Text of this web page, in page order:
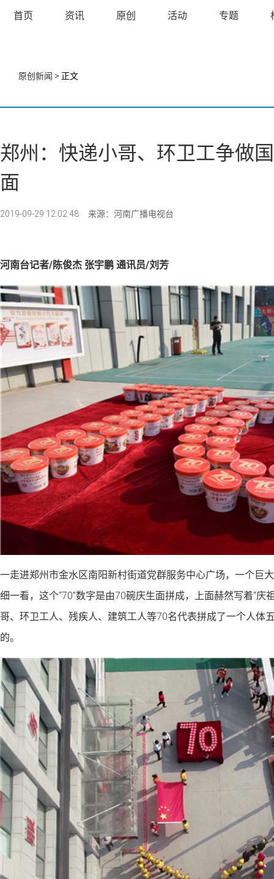
首页 资讯 原创 活动 专题
原创新闻 > 正文
郑州：快递小哥、环卫工争做
面
2019-09-29 12:02:48 来源：河南广播电视台
河南台记者/陈俊杰 张宇鹏 通讯员/刘芳
一走进郑州市金水区南阳新村街道党群服务中心广场，一个巨
细一看，这个“70”数字是由70碗庆生面拼成，上面赫然写着“庆
哥、环卫工人、残疾人、建筑工人等70名代表拼成了一个人体
的。